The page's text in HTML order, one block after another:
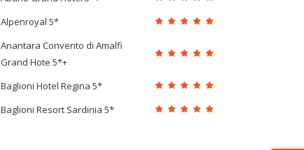
Alpenroyal 5*
Anantara Convento di Amalfi
Grand Hote 5*+
Baglioni Hotel Regina 5*
Baglioni Resort Sardinia 5*